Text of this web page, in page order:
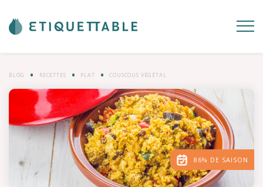
BLOG RECETTES PLAT COUSCOUS VÉGÉTAL
86% DE SAISON